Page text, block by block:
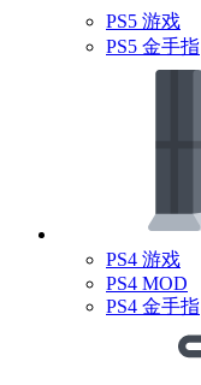
PS5 游戏
PS5 金手指
PS4 游戏
PS4 MOD
PS4 金手指